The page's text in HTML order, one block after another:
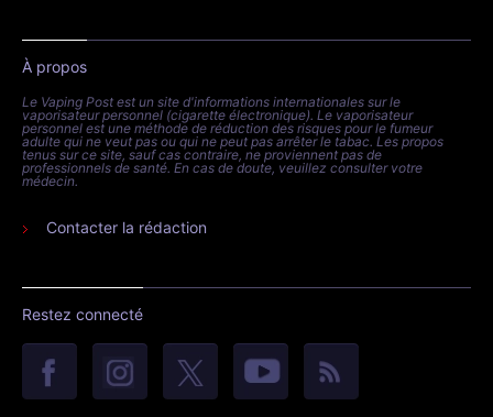
À propos
Le Vaping Post est un site d'informations internationales sur le
vaporisateur personnel (cigarette électronique). Le vaporisateur
personnel est une méthode de réduction des risques pour le fumeur
adulte qui ne veut pas ou qui ne peut pas arrêter le tabac. Les propos
tenus sur ce site, sauf cas contraire, ne proviennent pas de
professionnels de santé. En cas de doute, veuillez consulter votre
médecin.
Contacter la rédaction
Restez connecté